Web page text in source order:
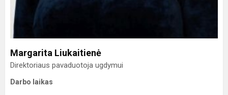
Margarita Liukaitienė
Direktoriaus pavaduotoja ugdymui
Darbo laikas